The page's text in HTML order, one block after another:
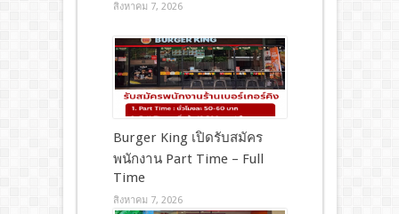
สิงหาคม 7, 2026
Burger King เปิดรับสมัคร
พนักงาน Part Time – Full
Time
สิงหาคม 7, 2026